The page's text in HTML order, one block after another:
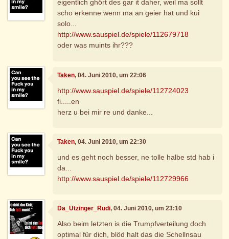
eigentlich ghört des gar it daher, weil ma sollt
scho erkenne wenn ma an geier hat und kui
solo...
http://www.sauspiel.de/spiele/112679718
oder was muints ihr???
Taken, 04. Juni 2010, um 22:06
http://www.sauspiel.de/spiele/112724023
fi.....en
herz u bei mir re und danke...
Taken, 04. Juni 2010, um 22:30
und es geht noch besser, ne tolle halbe std hab i
da...
http://www.sauspiel.de/spiele/112729966
Da_Utzinger_Rudi, 04. Juni 2010, um 23:10
Also beim letzten is die Trumpfverteilung doch
optimal für dich, blöd halt das die Schellnsau